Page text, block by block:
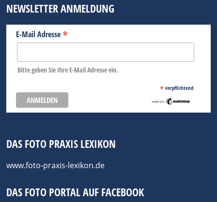
NEWSLETTER ANMELDUNG
E-Mail Adresse*
Bitte geben Sie Ihre E-Mail Adresse ein.
* verpflichtend
DAS FOTO PRAXIS LEXIKON
www.foto-praxis-lexikon.de
DAS FOTO PORTAL AUF FACEBOOK